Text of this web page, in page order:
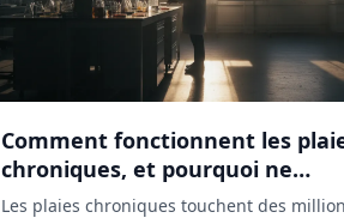
Comment fonctionnent les
chroniques, et pourquoi ne
guérissent-elles pas ?
Les plaies chroniques touchent des